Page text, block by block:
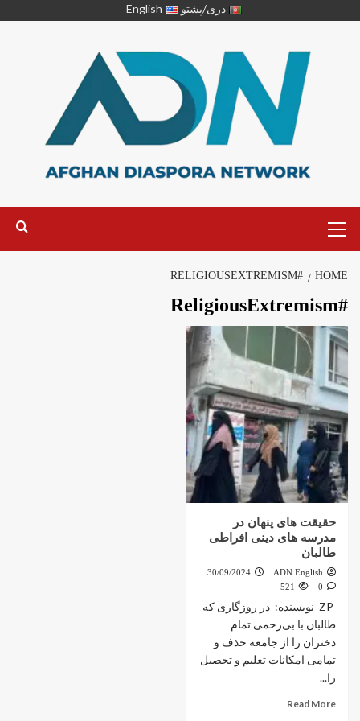
دری/پشتو English
HOME
#RELIGIOUSEXTREMISM
#ReligiousExtremism
حقیقت های پنهان در
مدرسه های دینی افراطی
طالبان
ADN English
30/09/2024
0
521
ZP نویسنده: در روزگاری که
طالبان با بی‌رحمی تمام
دختران را از جامعه حذف و
تمامی امکانات تعلیم و تحصیل
را...
Read More